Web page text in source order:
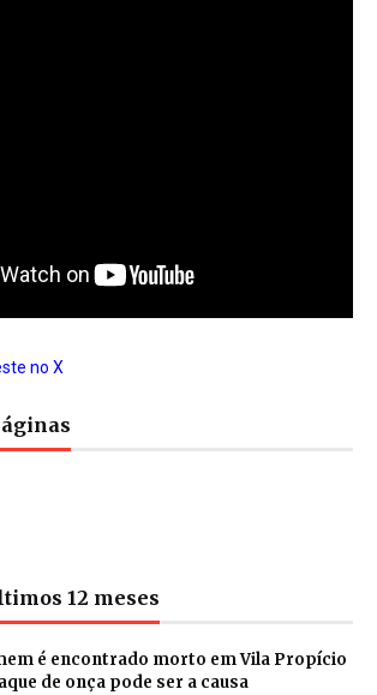
no X
12 meses
é encontrado morto em Vila Propício
de onça pode ser a causa